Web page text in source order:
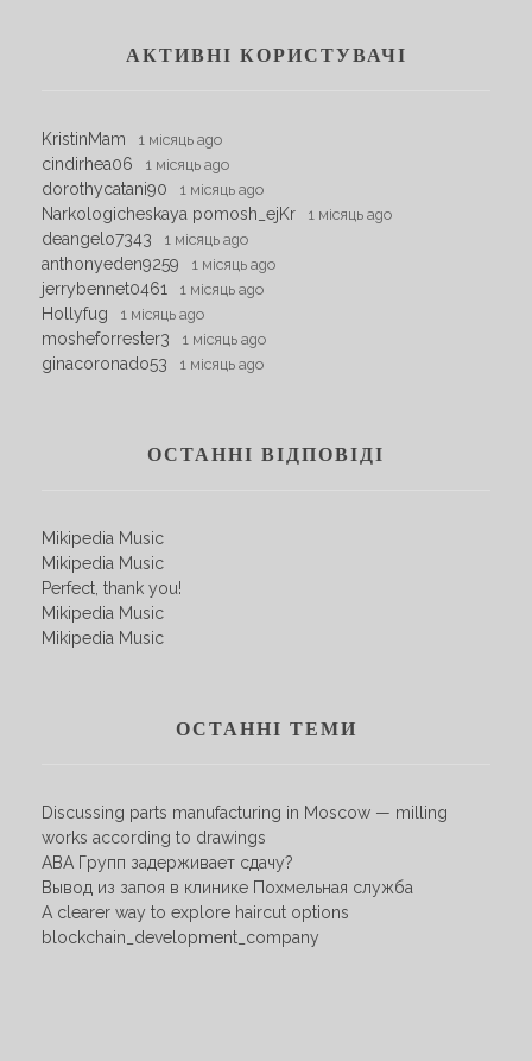
АКТИВНІ КОРИСТУВАЧІ
KristinMam 1 місяць ago
cindirhea06 1 місяць ago
dorothycatani90 1 місяць ago
Narkologicheskaya pomosh_ejKr 1 місяць ago
deangelo7343 1 місяць ago
anthonyeden9259 1 місяць ago
jerrybennet0461 1 місяць ago
Hollyfug 1 місяць ago
mosheforrester3 1 місяць ago
ginacoronado53 1 місяць ago
ОСТАННІ ВІДПОВІДІ
Mikipedia Music
Mikipedia Music
Perfect, thank you!
Mikipedia Music
Mikipedia Music
ОСТАННІ ТЕМИ
Discussing parts manufacturing in Moscow — milling
works according to drawings
АВА Групп задерживает сдачу?
Вывод из запоя в клинике Похмельная служба
A clearer way to explore haircut options
blockchain_development_company